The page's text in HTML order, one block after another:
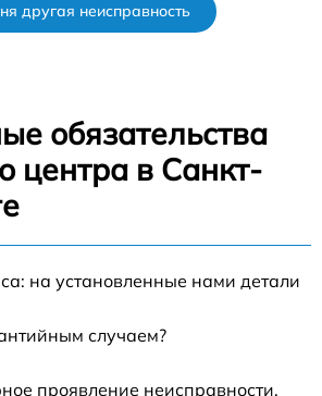
другая неисправность
обязательства
центра в Санкт-
на установленные нами детали
случаем?
проявление неисправности,